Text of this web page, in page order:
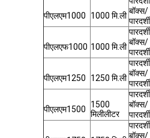
पीएलएम1000 1000 मि.ली बॉक्स/
पारदर्शी
पीएलएफ1000 1000 मि.ली बॉक्स/
पारदर्शी
पीएलएम1250 1250 मि.ली बॉक्स/
पारदर्शी
पीएलएम1500
1500
मिलीलीटर
बॉक्स/
पारदर्शी
बॉक्स/